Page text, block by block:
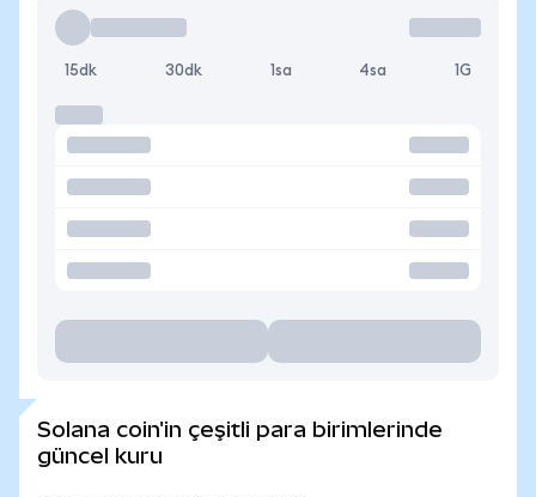
15dk 30dk 1sa 4sa 1G
Solana coin'in çeşitli para birimlerinde
güncel kuru